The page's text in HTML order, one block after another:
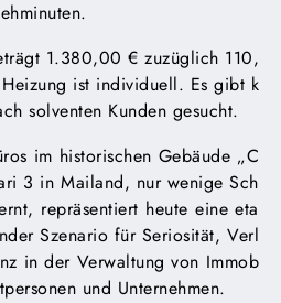
1.380,00 € zuzüglich 110,
ist individuell. Es gibt k
solventen Kunden gesucht.
im historischen Gebäude „C
3 in Mailand, nur wenige Sch
repräsentiert heute eine eta
Szenario für Seriosität, Verl
in der Verwaltung von Immob
und Unternehmen.